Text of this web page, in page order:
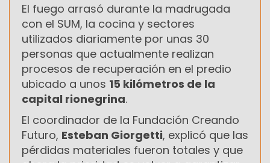
El fuego arrasó durante la madrugada
con el SUM, la cocina y sectores
utilizados diariamente por unas 30
personas que actualmente realizan
procesos de recuperación en el predio
ubicado a unos 15 kilómetros de la
capital rionegrina.
El coordinador de la Fundación Creando
Futuro, Esteban Giorgetti, explicó que las
pérdidas materiales fueron totales y que